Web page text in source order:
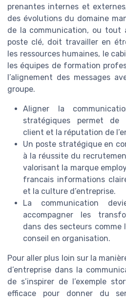
prenantes internes et
des évolutions du domaine
de la communication, ou tout
poste clé, doit travailler en
les ressources humaines, le
les équipes de formation
l’alignement des messages
groupe.
Aligner la
stratégiques permet de
client et la réputation de
Un poste stratégique en
à la réussite du
valorisant la marque
francais informations
et la culture d’entreprise.
La communication
accompagner les
dans des secteurs comme
conseil en organisation.
Pour aller plus loin sur la
d’entreprise dans la
de s’inspirer de l’exemple
efficace pour donner du